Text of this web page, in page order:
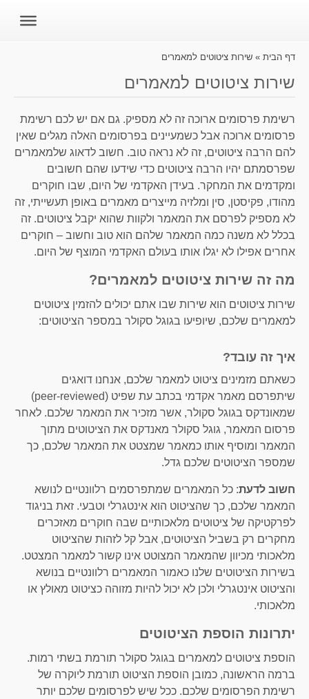
דף הבית » שירות ציטוטים למאמרים
שירות ציטוטים למאמרים
רשימת פרסומים ארוכה זה לא מספיק. גם אם יש לכם רשימת
פרסומים ארוכה אבל כשמעיינים בפרסומים האלה מגלים שאין
להם הרבה ציטוטים, זה לא נראה טוב. חשוב לדאוג שלמאמרים
שפרסמתם יהיו הרבה ציטוטים כדי שידעו שהם חשובים
ומקדמים את המחקר. בעידן האקדמי של היום, שבו חוקרים
מהודו, פקיסטן, סין ומלזיה מייצרים מאמרים באופן תעשייתי, זה
לא מספיק לפרסם את המאמר ולקוות שהוא יקבל ציטוטים. זה
בכלל לא משנה כמה המאמר שלהם הוא טוב וחשוב – חוקרים
אחרים אפילו לא יגלו אותו בעולם האקדמי המוצף של היום.
מה זה שירות ציטוטים למאמרים?
שירות ציטוטים הוא שירות שבו אתם יכולים להזמין ציטוטים
למאמרים שלכם, שיופיעו בגוגל סקולר במספר הציטוטים:
איך זה עובד?
כשאתם מזמינים ציטוט למאמר שלכם, אנחנו דואגים
שיתפרסם מאמר אקדמי בכתב עת שפיט (peer-reviewed)
שמאונדקס בגוגל סקולר, אשר מזכיר את המאמר שלכם. לאחר
פרסום המאמר, גוגל סקולר מאנדקס את הציטוטים מתוך
המאמר ומוסיף אותו כמאמר שמצטט את המאמר שלכם, כך
שמספר הציטוטים שלכם גדל.
חשוב לדעת: כל המאמרים שמתפרסמים רלוונטיים לנושא
המאמר שלכם, כך שהציטוט הוא אינטגרלי וטבעי. זאת בניגוד
לפרקטיקה של ציטוטים מלאכותיים שבה חוקרים מאזכרים
מחקרים רק בשביל הציטוטים, אבל קל לזהות שהציטוט
מלאכותי מכיוון שהמאמר המצוטט אינו קשור למאמר המצטט.
בשירות הציטוטים שלנו כאמור המאמרים רלוונטיים בנושא
והציטוט אינטגרלי ולכן לא יכול להיות מזוהה כציטוט מאולץ או
מלאכותי.
יתרונות הוספת הציטוטים
הוספת ציטוטים למאמרים בגוגל סקולר תורמת בשתי רמות.
ברמה הראשונה, כמובן הוספת הציטוט תורמת ליוקרה של
רשימת הפרסומים שלכם. ככל שיש לפרסומים שלכם יותר